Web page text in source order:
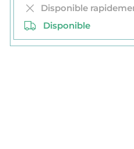
Disponible
Disponible